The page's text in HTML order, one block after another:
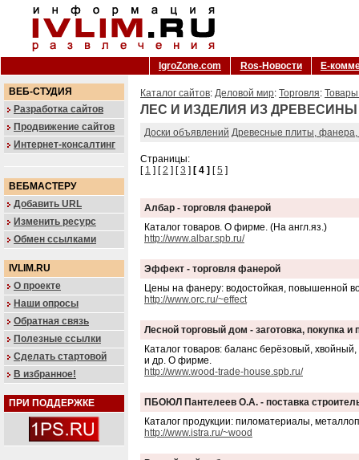
IgroZone.com Ros-Новости Е-
ВЕБ-СТУДИЯ
Разработка сайтов
Продвижение сайтов
Интернет-консалтинг
ВЕБМАСТЕРУ
Добавить URL
Изменить ресурс
Обмен ссылками
IVLIM.RU
О проекте
Наши опросы
Обратная связь
Полезные ссылки
Сделать стартовой
В избранное!
ПРИ ПОДДЕРЖКЕ
Каталог сайтов: Деловой мир: Торговля: Товары
ЛЕС И ИЗДЕЛИЯ ИЗ ДРЕВЕСИНЫ
Доски объявлений Древесные плиты,
Страницы:
[ 1 ] [2 ] [3 ] [ 4 ] [5 ]
Албар - торговля фанерой
Каталог товаров. О фирме. (На англ.яз.)
http://www.albar.spb.ru/
Эффект - торговля фанерой
Цены на фанеру: водостойкая, повышенной
http://www.orc.ru/~effect
Лесной торговый дом - заготовка, покупка
Каталог товаров: баланс берёзовый,
и др. О фирме.
http://www.wood-trade-house.spb.ru/
ПБОЮЛ Пантелеев О.А. - поставка
Каталог продукции: пиломатериалы,
http://www.istra.ru/~wood